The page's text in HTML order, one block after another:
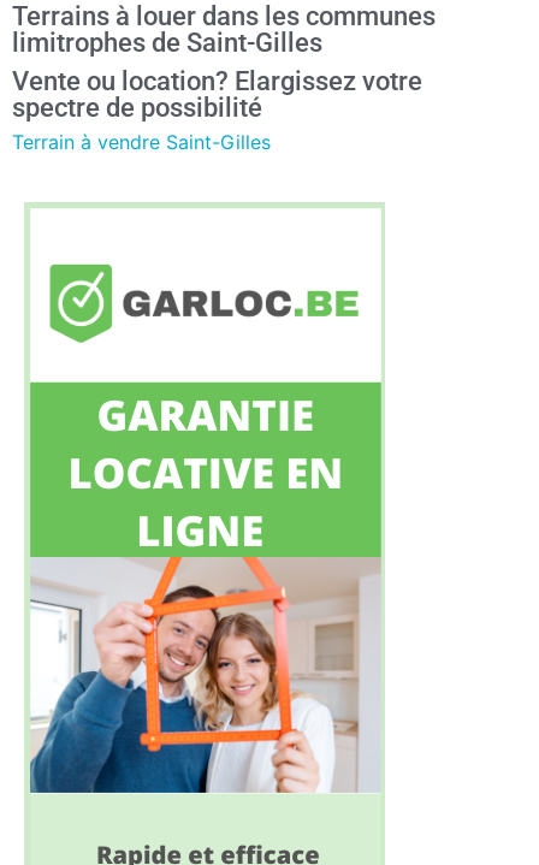
Terrains à louer dans les communes
limitrophes de Saint-Gilles
Vente ou location? Elargissez votre
spectre de possibilité
Terrain à vendre Saint-Gilles